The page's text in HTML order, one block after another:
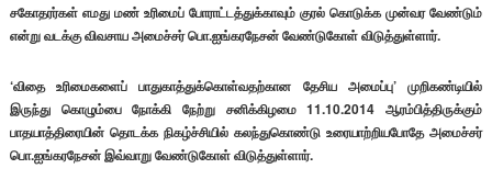
சகோதரர்கள் எமது மண் உரிமைப் போராட்டத்துக்காவும் குரல் கொடுக்க முன்வர வேண்டும்
என்று வடக்கு விவசாய அமைச்சர் பொ.ஐங்கரநேசன் வேண்டுகோள் விடுத்துள்ளார்.
‘விதை உரிமைகளைப் பாதுகாத்துக்கொள்வதற்கான தேசிய அமைப்பு’ முறிகண்டியில்
இருந்து கொழும்பை நோக்கி நேற்று சனிக்கிழமை 11.10.2014 ஆரம்பித்திருக்கும்
பாதயாத்திரையின் தொடக்க நிகழ்ச்சியில் கலந்துகொண்டு உரையாற்றியபோதே அமைச்சர்
பொ.ஐங்கரநேசன் இவ்வாறு வேண்டுகோள் விடுத்துள்ளார்.